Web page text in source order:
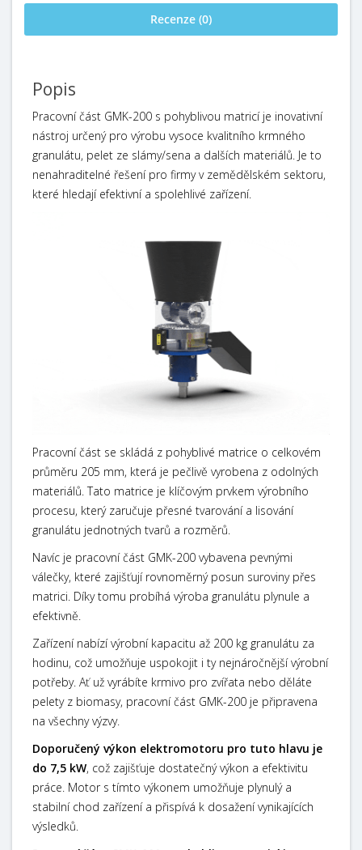
Recenze (0)
Popis
Pracovní část GMK-200 s pohyblivou matricí je inovativní
nástroj určený pro výrobu vysoce kvalitního krmného
granulátu, pelet ze slámy/sena a dalších materiálů. Je to
nenahraditelné řešení pro firmy v zemědělském sektoru,
které hledají efektivní a spolehlivé zařízení.
Pracovní část se skládá z pohyblivé matrice o celkovém
průměru 205 mm, která je pečlivě vyrobena z odolných
materiálů. Tato matrice je klíčovým prvkem výrobního
procesu, který zaručuje přesné tvarování a lisování
granulátu jednotných tvarů a rozměrů.
Navíc je pracovní část GMK-200 vybavena pevnými
válečky, které zajišťují rovnoměrný posun suroviny přes
matrici. Díky tomu probíhá výroba granulátu plynule a
efektivně.
Zařízení nabízí výrobní kapacitu až 200 kg granulátu za
hodinu, což umožňuje uspokojit i ty nejnáročnější výrobní
potřeby. Ať už vyrábíte krmivo pro zvířata nebo děláte
pelety z biomasy, pracovní část GMK-200 je připravena
na všechny výzvy.
Doporučený výkon elektromotoru pro tuto hlavu je
do 7,5 kW, což zajišťuje dostatečný výkon a efektivitu
práce. Motor s tímto výkonem umožňuje plynulý a
stabilní chod zařízení a přispívá k dosažení vynikajících
výsledků.